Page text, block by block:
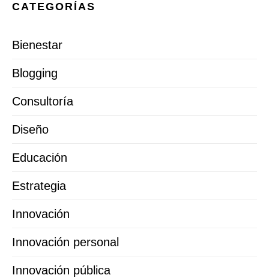
CATEGORÍAS
Bienestar
Blogging
Consultoría
Diseño
Educación
Estrategia
Innovación
Innovación personal
Innovación pública